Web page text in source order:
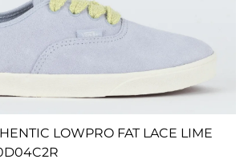
LOWPRO FAT LACE LIME